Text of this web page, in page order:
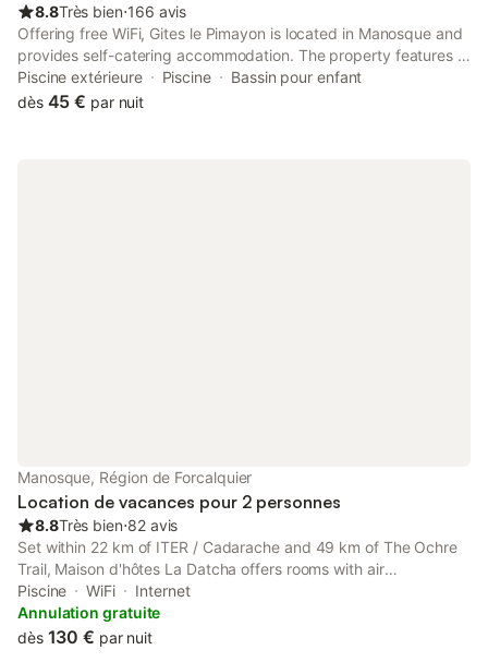
8.8Très bien⋅166 avis
Offering free WiFi, Gites le Pimayon is located in Manosque and
provides self-catering accommodation. The property features a
shared outdoor pool, a garden and BBQ facilities. On-site
parking is available for guests arriving by car.
Piscine extérieure Piscine
Bassin pour enfant
dès 45 € par nuit
Manosque, Région de Forcalquier
Location de vacances pour 2 personnes
8.8Très bien⋅82 avis
Set within 22 km of ITER / Cadarache and 49 km of The Ochre
Trail, Maison d'hôtes La Datcha offers rooms with air
conditioning and a private bathroom in Manosque. Located 7.
Piscine WiFi
Internet
Annulation gratuite
dès 130 € par nuit